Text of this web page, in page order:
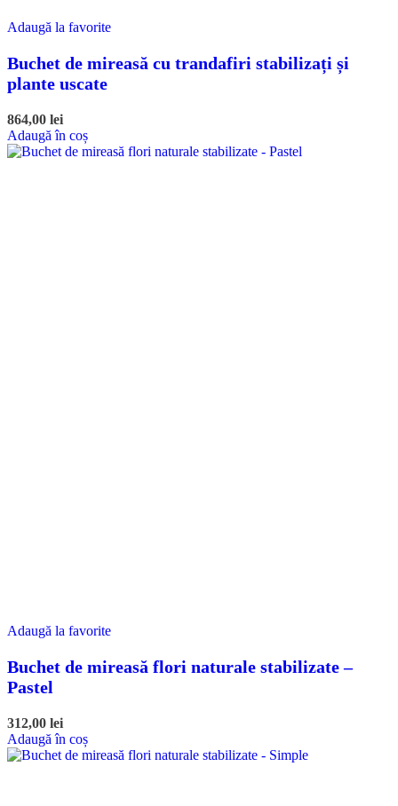
Adaugă la favorite
Buchet de mireasă cu trandafiri stabilizați și
plante uscate
864,00 lei
Adaugă în coș
Adaugă la favorite
Buchet de mireasă flori naturale stabilizate –
Pastel
312,00 lei
Adaugă în coș